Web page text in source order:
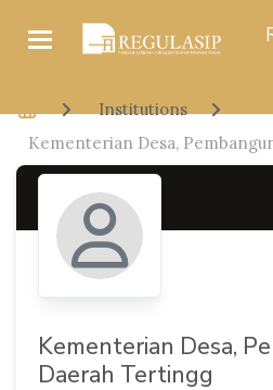
Institutions
Kementerian Desa,
Kementerian Desa,
Daerah Tertingg